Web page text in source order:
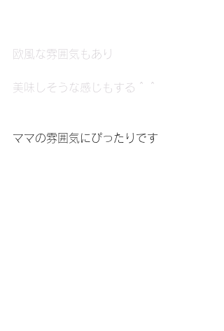
欧風な雰囲気もあり
美味しそうな感じもする＾＾
ママの雰囲気にぴったりです